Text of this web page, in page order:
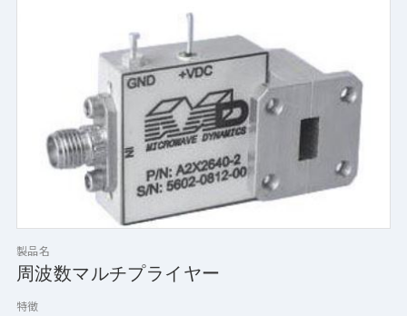
製品名
周波数マルチプライヤー
特徴